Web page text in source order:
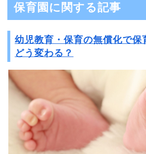
保育園に関する記事
幼児教育・保育の無償化で保
どう変わる？